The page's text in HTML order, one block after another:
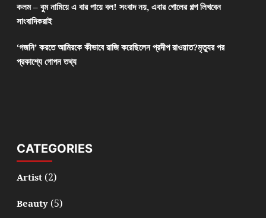
কলম – বুম নামিয়ে এ বার পায়ে বল! সংবাদ নয়, এবার গোলের গল্প লিখবেন
সাংবাদিকরাই
‘গজনি’ করতে আমিরকে কীভাবে রাজি করেছিলেন প্রদীপ রাওয়াত?মৃত্যুর পর
প্রকাশ্যে গোপন তথ্য
CATEGORIES
Artist(2)
Beauty(5)